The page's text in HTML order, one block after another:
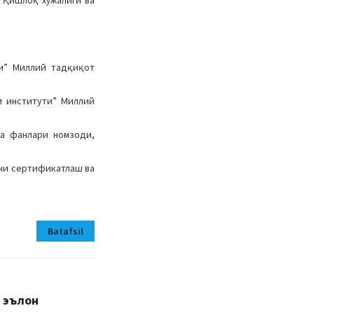
Миллий тадқиқот
институти” Миллий
фанлари номзоди,
сертификатлаш ва
Batafsil
эълон